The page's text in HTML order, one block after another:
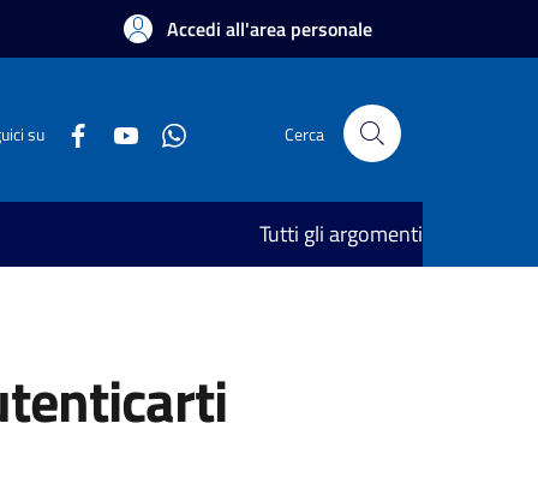
Accedi all'area personale
su Cerca
Tutti gli argomenti